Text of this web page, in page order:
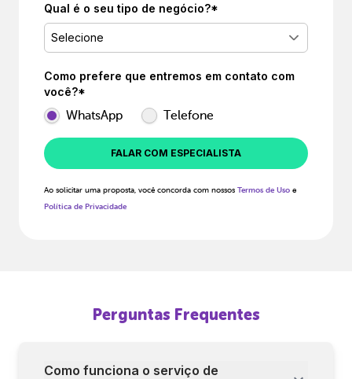
Qual é o seu tipo de negócio?*
Selecione
Como prefere que entremos em contato com
você?*
WhatsApp Telefone
FALAR COM ESPECIALISTA
Ao solicitar uma proposta, você concorda com nossos Termos de Uso e
Política de Privacidade
Perguntas Frequentes
Como funciona o serviço de